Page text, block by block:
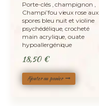
Porte-clés , champignon ,
Champi’fou vieux rose aux
spores bleu nuit et violine
psychédélique, crocheté
main acrylique, ouate
hypoallergénique
18,50 €
Ajouter au panier